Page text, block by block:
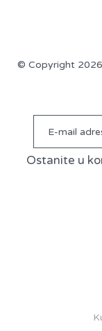
© Copyright
Ostanite u